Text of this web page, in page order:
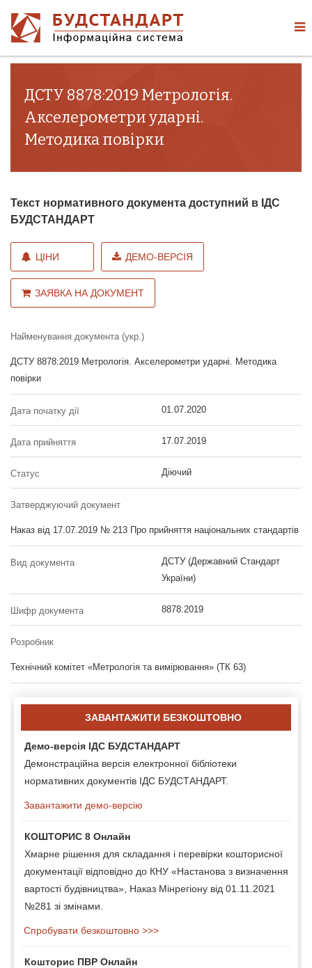
ДСТУ 8878:2019 Метрологія.
Акселерометри ударні.
Методика повірки
Текст нормативного документа доступний в ІДС
БУДСТАНДАРТ
ЦІНИ ДЕМО-ВЕРСІЯ
ЗАЯВКА НА ДОКУМЕНТ
Найменування документа (укр.)
ДСТУ 8878:2019 Метрологія. Акселерометри ударні. Методика
повірки
Дата початку дії 01.07.2020
Дата прийняття 17.07.2019
Статус Діючий
Затверджуючий документ
Наказ від 17.07.2019 № 213 Про прийняття національних стандартів
Вид документа
ДСТУ (Державний Стандарт
України)
Шифр документа 8878:2019
Розробник
Технічний комітет «Метрологія та вимірювання» (ТК 63)
ЗАВАНТАЖИТИ БЕЗКОШТОВНО
Демо-версія ІДС БУДСТАНДАРТ
Демонстраційна версія електронної бібліотеки
нормативних документів ІДС БУДСТАНДАРТ.
Завантажити демо-версію
КОШТОРИС 8 Онлайн
Хмарне рішення для складання і перевірки кошторисної
документації відповідно до КНУ «Настанова з визначення
вартості будівництва», Наказ Мінрегіону від 01.11.2021
№281 зі змінами.
Спробувати безкоштовно >>>
Кошторис ПВР Онлайн